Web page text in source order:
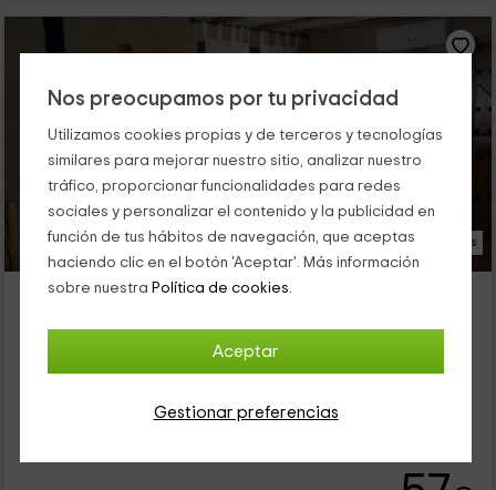
Nos preocupamos por tu privacidad
Utilizamos cookies propias y de terceros y tecnologías
similares para mejorar nuestro sitio, analizar nuestro
tráfico, proporcionar funcionalidades para redes
sociales y personalizar el contenido y la publicidad en
función de tus hábitos de navegación, que aceptas
haciendo clic en el botón 'Aceptar'. Más información
sobre nuestra Política de cookies.
Aceptar
Gestionar preferencias
23 Fotos
La Serrana- Las Casitas del Bodegón
0 opiniones
Reservado 2 veces
Alquiler íntegro
1 habitaciones